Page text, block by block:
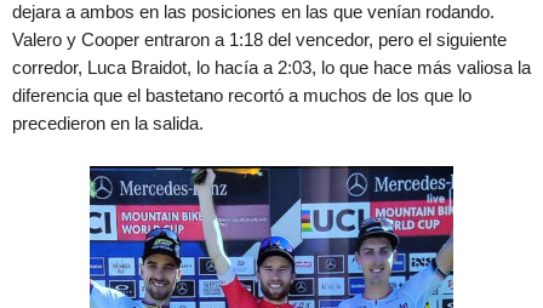
dejara a ambos en las posiciones en las que venían rodando.
Valero y Cooper entraron a 1:18 del vencedor, pero el siguiente
corredor, Luca Braidot, lo hacía a 2:03, lo que hace más valiosa la
diferencia que el bastetano recortó a muchos de los que lo
precedieron en la salida.